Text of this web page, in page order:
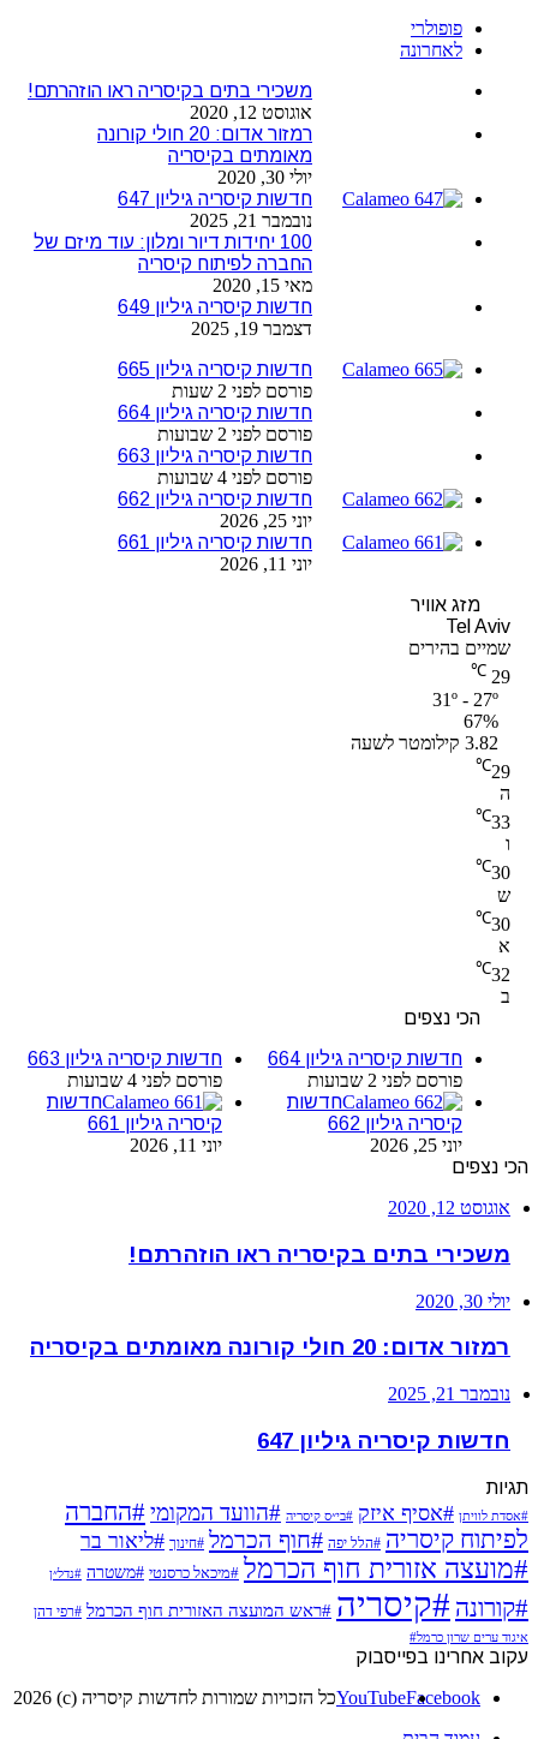
פופולרי
לאחרונה
משכירי בתים בקיסריה ראו הוזהרתם!
אוגוסט 12, 2020
רמזור אדום: 20 חולי קורונה
מאומתים בקיסריה
יולי 30, 2020
חדשות קיסריה גיליון 647
נובמבר 21, 2025
100 יחידות דיור ומלון: עוד מיזם של
החברה לפיתוח קיסריה
מאי 15, 2020
חדשות קיסריה גיליון 649
דצמבר 19, 2025
חדשות קיסריה גיליון 665
פורסם לפני 2 שעות
חדשות קיסריה גיליון 664
פורסם לפני 2 שבועות
חדשות קיסריה גיליון 663
פורסם לפני 4 שבועות
חדשות קיסריה גיליון 662
יוני 25, 2026
חדשות קיסריה גיליון 661
יוני 11, 2026
מזג אוויר
Tel Aviv
שמיים בהירים
29
℃
31º - 27º
67%
3.82 קילומטר לשעה
29
℃
ה
33
℃
ו
30
℃
ש
30
℃
א
32
℃
ב
הכי נצפים
חדשות קיסריה גיליון 664
פורסם לפני 2 שבועות
חדשות קיסריה גיליון 663
פורסם לפני 4 שבועות
חדשות
קיסריה גיליון 662
יוני 25, 2026
חדשות
קיסריה גיליון 661
יוני 11, 2026
הכי נצפים
אוגוסט 12, 2020
משכירי בתים בקיסריה ראו הוזהרתם!
יולי 30, 2020
רמזור אדום: 20 חולי קורונה מאומתים בקיסריה
נובמבר 21, 2025
חדשות קיסריה גיליון 647
תגיות
#אסדת לוויתן #אסיף איזק #בי״ס קיסריה #הוועד המקומי#החברה
לפיתוח קיסריה #הלל יפה #חוף הכרמל #חינוך #ליאור בר
#מועצה אזורית חוף הכרמל #מיכאל כרסנטי #משטרה #נדל״ן
#קורונה #קיסריה #ראש המועצה האזורית חוף הכרמל #רפי דהן
איגוד ערים שרון כרמל#
עקוב אחרינו בפייסבוק
Facebook
YouTubeכל הזכויות שמורות לחדשות קיסריה (c) 2026